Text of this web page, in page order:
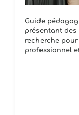
Guide
présentant
recherche
professionnel